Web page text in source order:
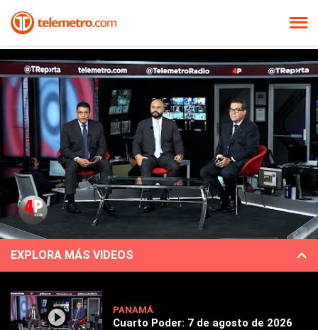
EXPLORA MÁS VIDEOS
PANAMÁ
Cuarto Poder: 7 de agosto de 2026